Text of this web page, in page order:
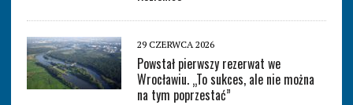
29 CZERWCA 2026
Powstał pierwszy rezerwat we
Wrocławiu. „To sukces, ale nie można
na tym poprzestać”